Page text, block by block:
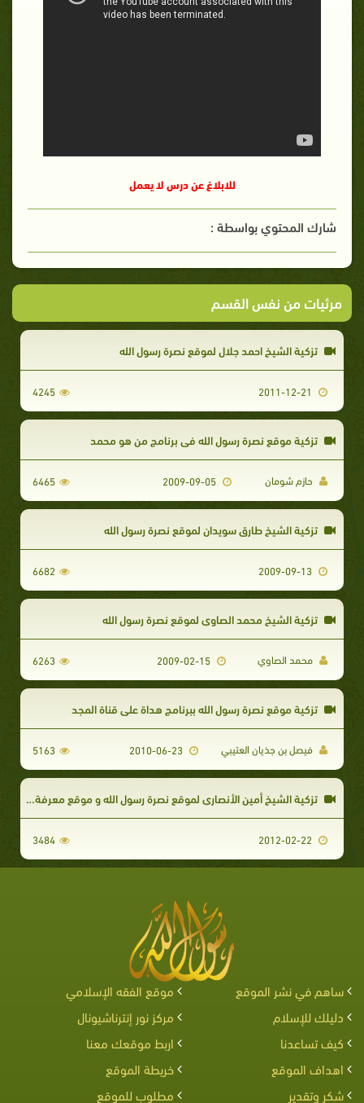
للابلاغ عن درس لا يعمل
شارك المحتوي بواسطة :
مرئيات من نفس القسم
تزكية الشيخ احمد جلال لموقع نصرة رسول الله
4245
تزكية موقع نصرة رسول الله في برنامج من هو محمد
حازم شومان 2009-09-05
6465
تزكية الشيخ طارق سويدان لموقع نصرة رسول الله
6682
تزكية الشيخ محمد الصاوي لموقع نصرة رسول الله
محمد الصاوي 6263
تزكية موقع نصرة رسول الله ببرنامج هداة على قناة المجد
فيصل بن جذيان العتيبي 5163
تزكية الشيخ أمين الأنصاري لموقع نصرة رسول الله و موقع معرفة الله
3484
ساهم في نشر الموقع
موقع الفقه الإسلامي
دليلك للإسلام
مركز نور إنترناشيونال
كيف تساعدنا
اربط موقعك معنا
اهداف الموقع
خريطة الموقع
شكر وتقدير
مطلوب للموقع